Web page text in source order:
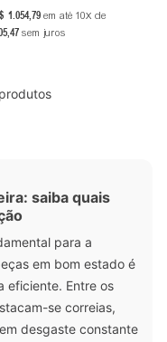
1.054,79 em até 10 de
,47 sem juros
saiba quais
para a
em bom estado é
eficiente. Entre os
se correias,
desgaste constante